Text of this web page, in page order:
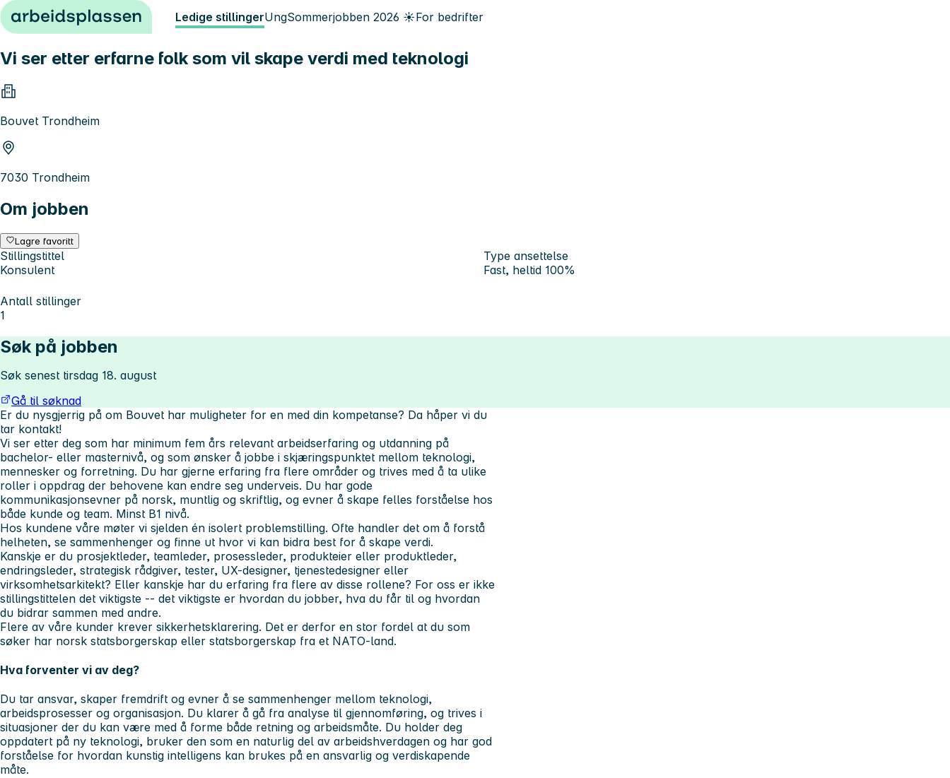
Hopp til innhold Ledige stillingerUngSommerjobben 2026 ☀️For bedrifter
Vi ser etter erfarne folk som vil skape verdi med teknologi
Bouvet Trondheim
7030 Trondheim
Om jobben
Lagre favoritt
Stillingstittel
Konsulent
Type ansettelse
Fast, heltid 100%
Antall stillinger
1
Søk på jobben
Søk senest tirsdag 18. august
Gå til søknad
Er du nysgjerrig på om Bouvet har muligheter for en med din kompetanse? Da håper vi du
tar kontakt!
Vi ser etter deg som har minimum fem års relevant arbeidserfaring og utdanning på
bachelor- eller masternivå, og som ønsker å jobbe i skjæringspunktet mellom teknologi,
mennesker og forretning. Du har gjerne erfaring fra flere områder og trives med å ta ulike
roller i oppdrag der behovene kan endre seg underveis. Du har gode
kommunikasjonsevner på norsk, muntlig og skriftlig, og evner å skape felles forståelse hos
både kunde og team. Minst B1 nivå.
Hos kundene våre møter vi sjelden én isolert problemstilling. Ofte handler det om å forstå
helheten, se sammenhenger og finne ut hvor vi kan bidra best for å skape verdi.
Kanskje er du prosjektleder, teamleder, prosessleder, produkteier eller produktleder,
endringsleder, strategisk rådgiver, tester, UX-designer, tjenestedesigner eller
virksomhetsarkitekt? Eller kanskje har du erfaring fra flere av disse rollene? For oss er ikke
stillingstittelen det viktigste -- det viktigste er hvordan du jobber, hva du får til og hvordan
du bidrar sammen med andre.
Flere av våre kunder krever sikkerhetsklarering. Det er derfor en stor fordel at du som
søker har norsk statsborgerskap eller statsborgerskap fra et NATO-land.
Hva forventer vi av deg?
Du tar ansvar, skaper fremdrift og evner å se sammenhenger mellom teknologi,
arbeidsprosesser og organisasjon. Du klarer å gå fra analyse til gjennomføring, og trives i
situasjoner der du kan være med å forme både retning og arbeidsmåte. Du holder deg
oppdatert på ny teknologi, bruker den som en naturlig del av arbeidshverdagen og har god
forståelse for hvordan kunstig intelligens kan brukes på en ansvarlig og verdiskapende
måte.